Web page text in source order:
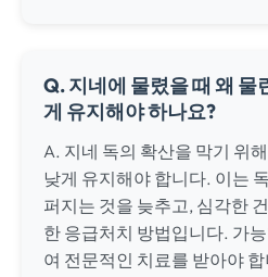
Q. 지네에 물렸을 때 왜 물
게 유지해야 하나요?
A. 지네 독의 확산을 막기 위
낮게 유지해야 합니다. 이는
퍼지는 것을 늦추고, 심각한
한 응급처치 방법입니다. 가
여 전문적인 치료를 받아야